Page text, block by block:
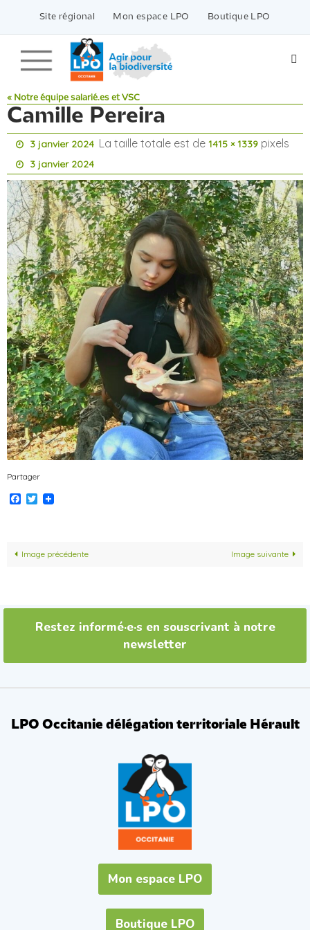
contenu
Site régional Mon espace LPO Boutique LPO
« Notre équipe salarié.es et VSC
Camille Pereira
3 janvier 2024 La taille totale est de1415 × 1339 pixels
3 janvier 2024
Partager
Facebook
Twitter
Image précédente Image suivante
Restez informé·e·s en souscrivant à notre
newsletter
LPO Occitanie délégation territoriale Hérault
Mon espace LPO
Boutique LPO